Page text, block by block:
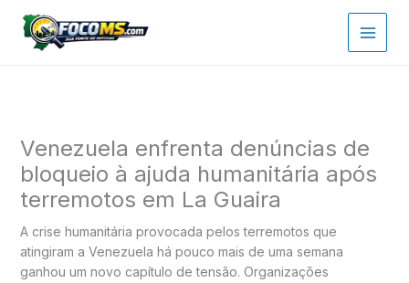
para
Venezuela enfrenta denúncias de
bloqueio à ajuda humanitária após
terremotos em La Guaira
A crise humanitária provocada pelos terremotos que
atingiram a Venezuela há pouco mais de uma semana
ganhou um novo capítulo de tensão. Organizações